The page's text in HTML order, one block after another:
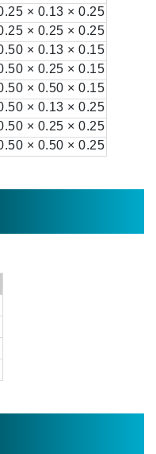
× 0.13 × 0.25
× 0.25 × 0.25
× 0.13 × 0.15
× 0.25 × 0.15
× 0.50 × 0.15
× 0.13 × 0.25
× 0.25 × 0.25
× 0.50 × 0.25